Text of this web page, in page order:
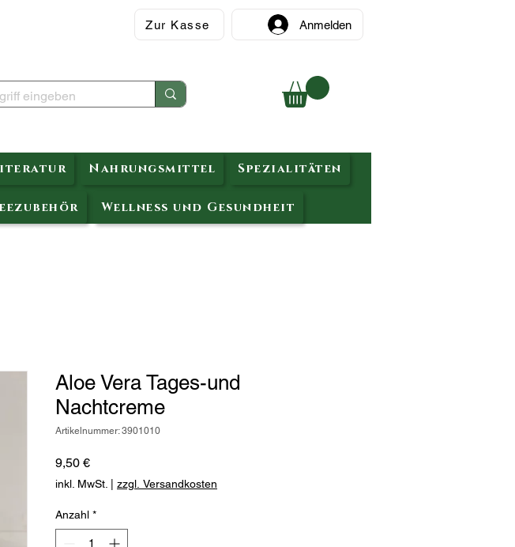
Zur Kasse Anmelden
Nahrungsmittel Spezialitäten
Wellness und Gesundheit
Aloe Vera Tages-und
Nachtcreme
Artikelnummer: 3901010
9,50 €Preis
inkl. MwSt. zzgl. Versandkosten
Anzahl *